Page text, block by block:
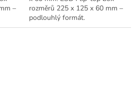
–
rozměrů 225 x 125 x 60 mm –
podlouhlý formát.